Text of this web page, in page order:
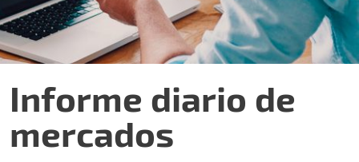
Informe diario de
mercados